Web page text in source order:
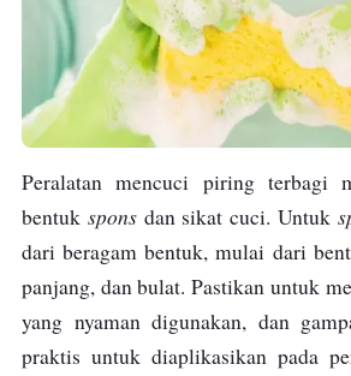
Peralatan mencuci piring terbagi
bentuk sponsdan sikat cuci. Untuk
dari beragam bentuk, mulai dari
panjang, dan bulat. Pastikan untuk
yang nyaman digunakan, dan
praktis untuk diaplikasikan pada